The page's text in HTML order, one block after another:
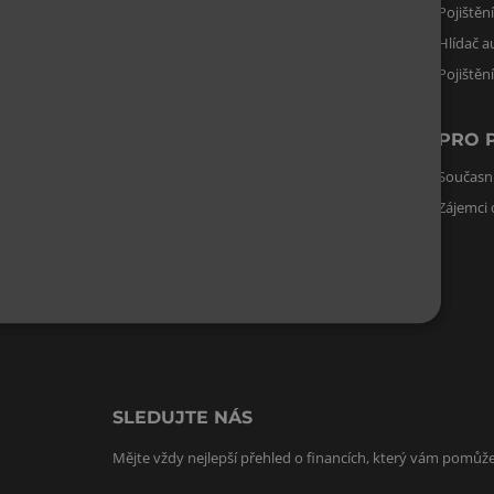
Hlídač
PRO
SLEDUJTE NÁS
Mějte vždy nejlepší přehled o financích, který vám